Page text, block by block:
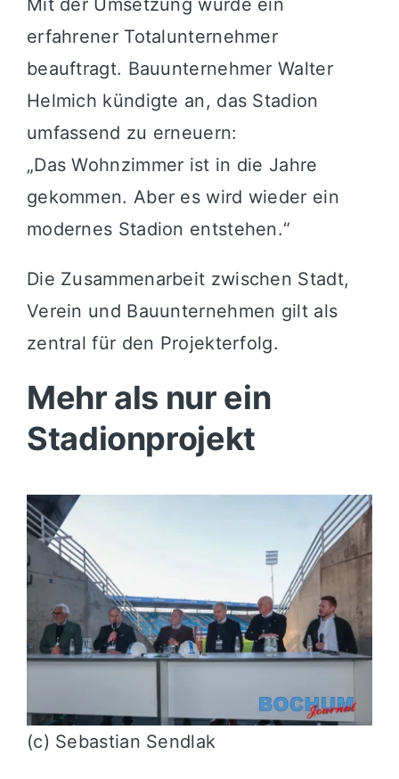
Mit der Umsetzung wurde ein
erfahrener Totalunternehmer
beauftragt. Bauunternehmer Walter
Helmich kündigte an, das Stadion
umfassend zu erneuern:
„Das Wohnzimmer ist in die Jahre
gekommen. Aber es wird wieder ein
modernes Stadion entstehen.“
Die Zusammenarbeit zwischen Stadt,
Verein und Bauunternehmen gilt als
zentral für den Projekterfolg.
Mehr als nur ein
Stadionprojekt
(c) Sebastian Sendlak